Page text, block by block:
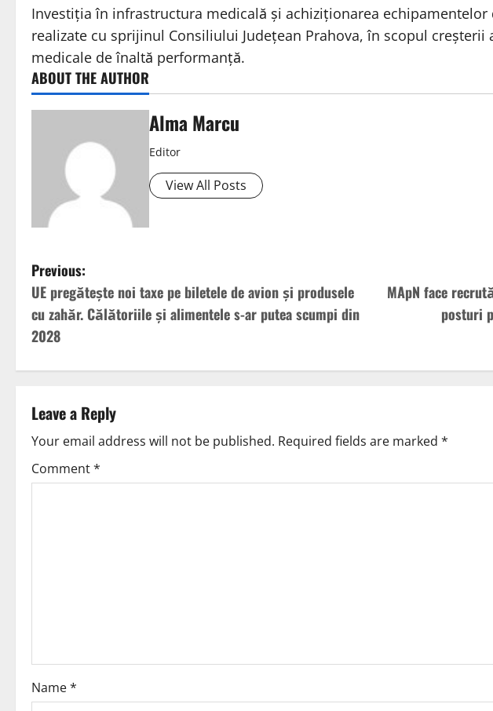
Investiția în infrastructura medicală și achiziționarea
realizate cu sprijinul Consiliului Județean Prahova, în scopul
medicale de înaltă performanță.
ABOUT THE AUTHOR
Alma Marcu
Editor
View All Posts
Previous:
UE pregătește noi taxe pe biletele de avion și produsele
cu zahăr. Călătoriile și alimentele s-ar putea scumpi din
2028
MApN face
posturi
Leave a Reply
Your email address will not be published. Required fields are marked *
Comment*
Name*